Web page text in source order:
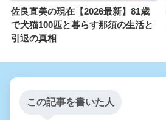
佐良直美の現在【2026最新】81歳
で犬猫100匹と暮らす那須の生活と
引退の真相
この記事を書いた人